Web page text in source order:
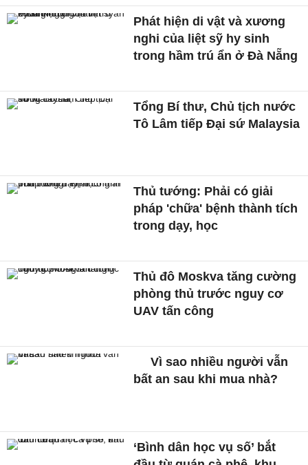
Phát hiện di vật và xương
nghi của liệt sỹ hy sinh
trong hầm trú ẩn ở Đà Nẵng
Tổng Bí thư, Chủ tịch nước
Tô Lâm tiếp Đại sứ Malaysia
Thủ tướng: Phải có giải
pháp 'chữa' bệnh thành tích
trong dạy, học
Thủ đô Moskva tăng cường
phòng thủ trước nguy cơ
UAV tấn công
Vì sao nhiều người vẫn
bất an sau khi mua nhà?
‘Bình dân học vụ số’ bắt